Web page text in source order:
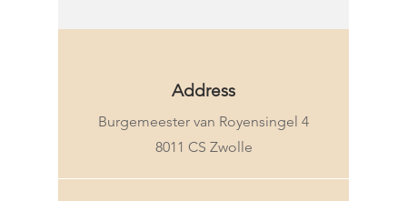
Address
Burgemeester van Royensingel 4
8011 CS Zwolle